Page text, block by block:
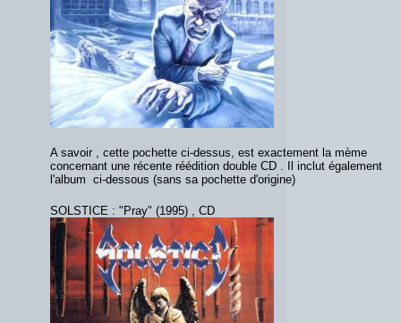
A savoir , cette pochette ci-dessus, est exactement la mème
concernant une récente réédition double CD . Il inclut également
l'album ci-dessous (sans sa pochette d'origine)
SOLSTICE : "Pray" (1995) , CD